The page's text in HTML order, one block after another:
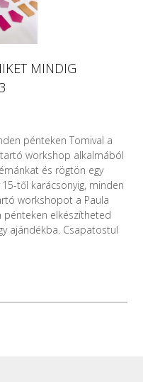
MINDIG
pénteken Tomival a
workshop alkalmából
és rögtön egy
től karácsonyig, minden
workshopot a Paula
pénteken elkészítheted
ajándékba. Csapatostul